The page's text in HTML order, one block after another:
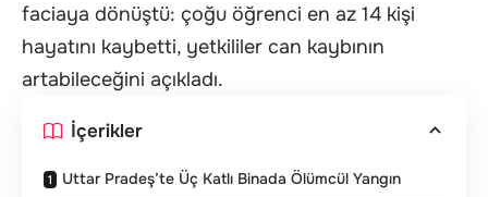
faciaya dönüştü: çoğu öğrenci en az 14 kişi
hayatını kaybetti, yetkililer can kaybının
artabileceğini açıkladı.
İçerikler
Uttar Pradeş’te Üç Katlı Binada Ölümcül Yangın